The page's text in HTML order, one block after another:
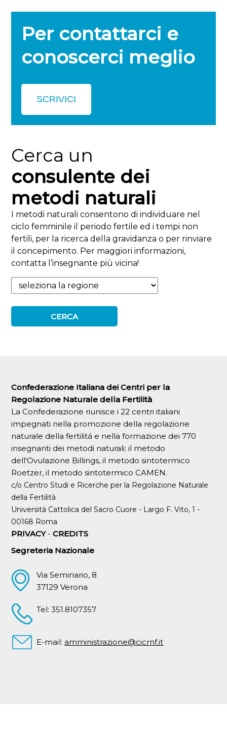
Per contattarci e
conoscerci meglio
SCRIVICI
Cerca un
consulente dei
metodi naturali
I metodi naturali consentono di individuare nel
ciclo femminile il periodo fertile ed i tempi non
fertili, per la ricerca della gravidanza o per rinviare
il concepimento. Per maggiori informazioni,
contatta l’insegnante più vicina!
Confederazione Italiana dei Centri per la
Regolazione Naturale della Fertilità
La Confederazione riunisce i 22 centri italiani
impegnati nella promozione della regolazione
naturale della fertilitá e nella formazione dei 770
insegnanti dei metodi naturali: il metodo
dell'Ovulazione Billings, il metodo sintotermico
Roetzer, il metodo sintotermico CAMEN.
c/o Centro Studi e Ricerche per la Regolazione Naturale
della Fertilità
Università Cattolica del Sacro Cuore - Largo F. Vito, 1 -
00168 Roma
PRIVACY-CREDITS
Segreteria Nazionale
Via Seminario, 8
37129 Verona
Tel: 351.8107357
E-mail: amministrazione@cicrnf.it